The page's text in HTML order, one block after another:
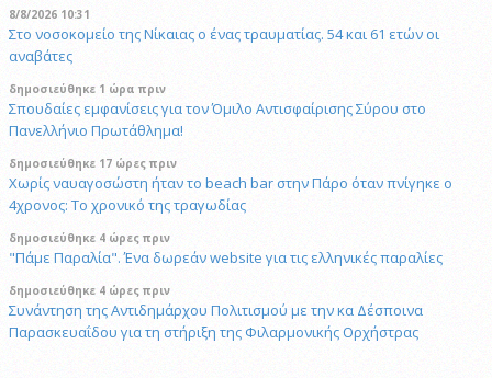
8/8/2026 10:31
Στο νοσοκομείο της Νίκαιας ο ένας τραυματίας. 54 και 61 ετών οι
αναβάτες
δημοσιεύθηκε 1 ώρα πριν
Σπουδαίες εμφανίσεις για τον Όμιλο Αντισφαίρισης Σύρου στο
Πανελλήνιο Πρωτάθλημα!
δημοσιεύθηκε 17 ώρες πριν
Χωρίς ναυαγοσώστη ήταν το beach bar στην Πάρο όταν πνίγηκε ο
4χρονος: Το χρονικό της τραγωδίας
δημοσιεύθηκε 4 ώρες πριν
"Πάμε Παραλία". Ένα δωρεάν website για τις ελληνικές παραλίες
δημοσιεύθηκε 4 ώρες πριν
Συνάντηση της Αντιδημάρχου Πολιτισμού με την κα Δέσποινα
Παρασκευαΐδου για τη στήριξη της Φιλαρμονικής Ορχήστρας